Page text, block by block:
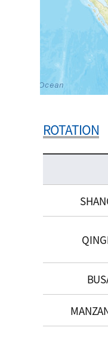
ROTATION